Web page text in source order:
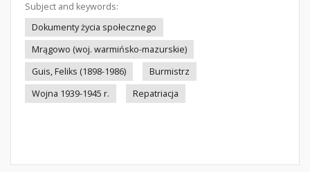
Subject and keywords:
Dokumenty życia społecznego
Mrągowo (woj. warmińsko-mazurskie)
Guis, Feliks (1898-1986)
Burmistrz
Wojna 1939-1945 r.
Repatriacja